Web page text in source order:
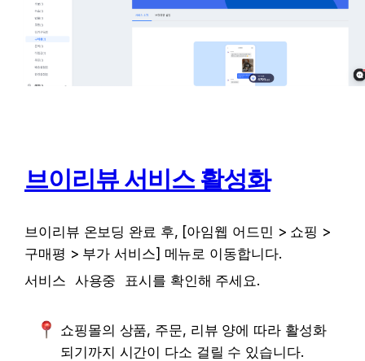
브이리뷰 서비스 활성화
브이리뷰 온보딩 완료 후, [아임웹 어드민 > 쇼핑 >
구매평 > 부가 서비스] 메뉴로 이동합니다.
서비스 사용중 표시를 확인해 주세요.
쇼핑몰의 상품, 주문, 리뷰 양에 따라 활성화
되기까지 시간이 다소 걸릴 수 있습니다.